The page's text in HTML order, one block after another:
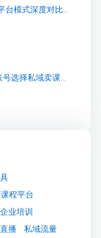
托管版、私有化部署版与SaaS版：三大知识付费平台模式深度对比，助你精准避坑
知识付费系统选型：如何为老师型个体与机构型账号选择私域卖课方案
程平台
企业培训
播
私域流量